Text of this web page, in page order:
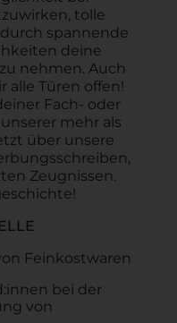
tolle
spannende
deine
nehmen. Auch
alle Türen offen!
Fach- oder
mehr als
über unsere
Zeugnissen.
Feinkostwaren
bei der
von